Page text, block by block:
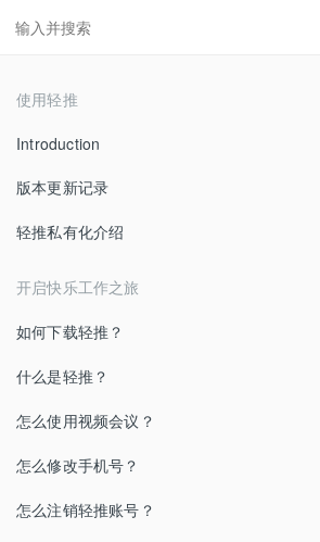
使用轻推
Introduction
版本更新记录
轻推私有化介绍
开启快乐工作之旅
如何下载轻推？
什么是轻推？
怎么使用视频会议？
怎么修改手机号？
怎么注销轻推账号？